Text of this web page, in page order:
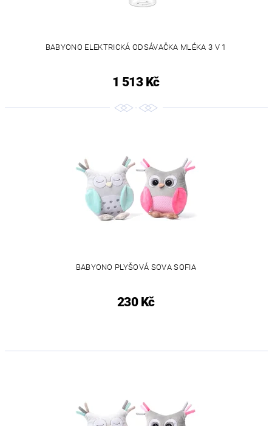
BABYONO ELEKTRICKÁ ODSÁVAČKA MLÉKA 3 V 1
1 513 Kč
BABYONO PLYŠOVÁ SOVA SOFIA
230 Kč